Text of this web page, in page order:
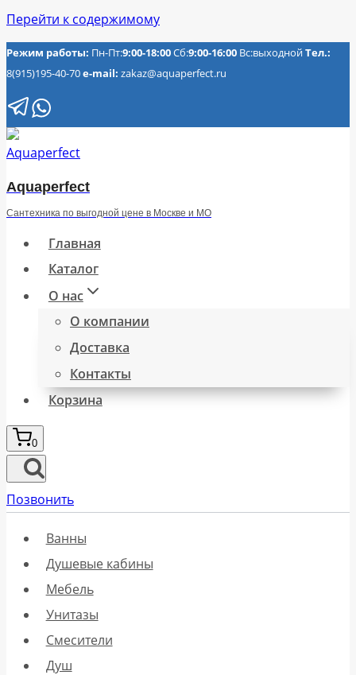
Перейти к содержимому
Режим работы: Пн-Пт:9:00-18:00Сб:9:00-16:00 Вс:выходнойТел.:
8(915)195-40-70e-mail: zakaz@aquaperfect.ru
Aquaperfect
Сантехника по выгодной цене в Москве и МО
Главная
Каталог
О нас
О компании
Доставка
Контакты
Корзина
0
Позвонить
Ванны
Душевые кабины
Мебель
Унитазы
Смесители
Душ